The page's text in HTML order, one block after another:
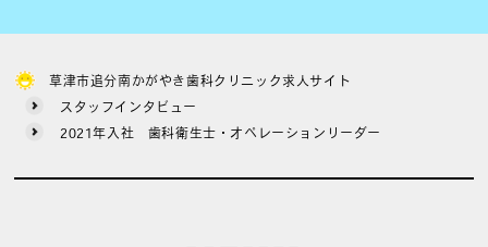
草津市追分南かがやき歯科クリニック求人サイト
スタッフインタビュー
2021年入社 歯科衛生士・オペレーションリーダー